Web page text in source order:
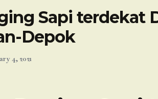
Sapi terdekat
Depok
4, 2021